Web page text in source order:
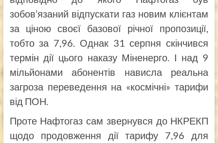
зобов’язаний відпускати газ новим клієнтам
за ціною своєї базової річної пропозиції,
тобто за 7,96. Однак 31 серпня скінчився
термін дії цього наказу Міненерго. І над 9
мільйонами абонентів нависла реальна
загроза переведення на «космічні» тарифи
від ПОН.
Проте Нафтогаз сам звернувся до НКРЕКП
щодо продовження дії тарифу 7,96 для